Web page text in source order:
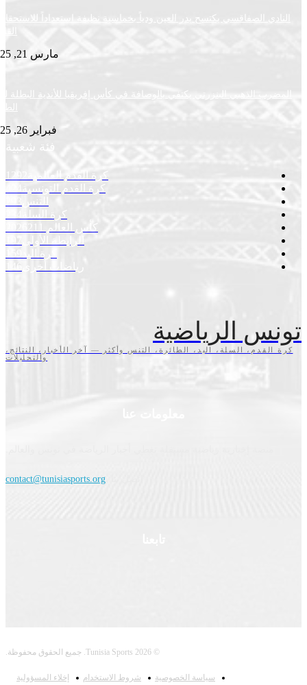
الصفاقسي يكتسح بدر العين ودياً بخماسية نظيفة استعداداً للاستحقاقات
الذهبي البنزرتي يكتفي بالوصافة في كأس إفريقيا للأندية البطلة لكرة
فئة شعبية
كرة القدم العالمية
1292
كرة القدم التونسية
424
كرة السلة 234
كأس العالم 2026
الرابطة الأولى
197
159
رياضات أخرى
146
الرياضية
السلة، اليد، الطائرة، التنس وأكثر — آخر الأخبار، النتائج،
والتحليلات
contact@tunisiasports.org
سياسة الخصوصية شروط الاستخدام إخلاء المسؤولية